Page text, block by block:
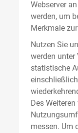
Webserver
werden, um
Merkmale
Nutzen Sie
werden unter
statistische
Des
messen. Um